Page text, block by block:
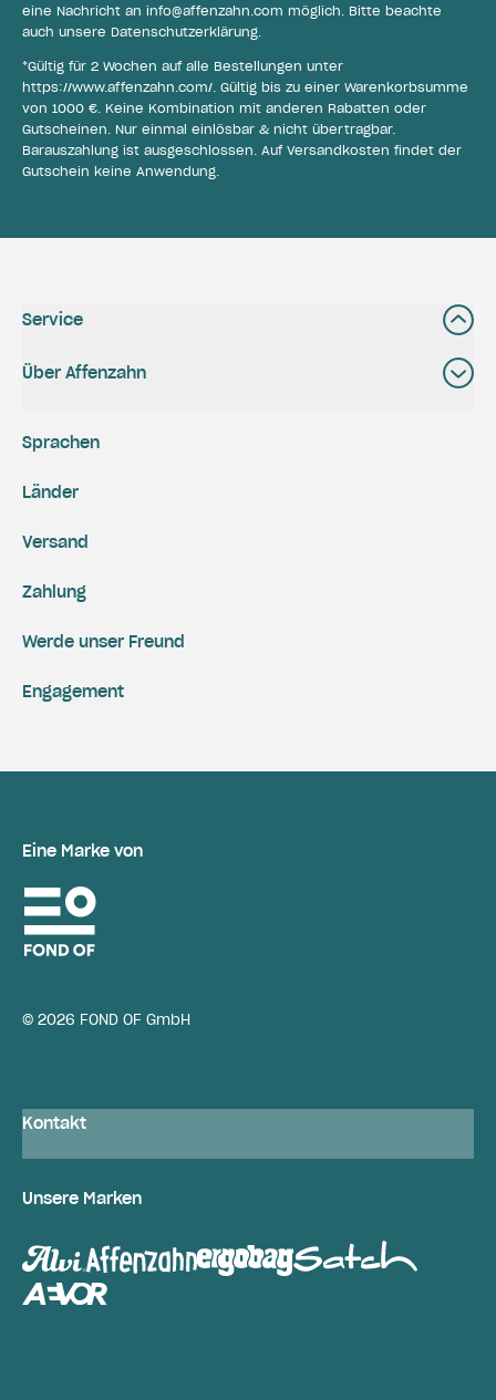
eine Nachricht an info@affenzahn.com möglich. Bitte beachte
auch unsere Datenschutzerklärung.
*Gültig für 2 Wochen auf alle Bestellungen unter
https://www.affenzahn.com/. Gültig bis zu einer Warenkorbsumme
von 1000 €. Keine Kombination mit anderen Rabatten oder
Gutscheinen. Nur einmal einlösbar & nicht übertragbar.
Barauszahlung ist ausgeschlossen. Auf Versandkosten findet der
Gutschein keine Anwendung.
Service
Über Affenzahn
Versand
Zahlung
Engagement
Werde unser Freund
Sprachen
Länder
Eine Marke von
© 2026 FOND OF GmbH
Kontakt
Unsere Marken